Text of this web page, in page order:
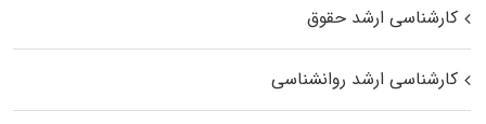
کارشناسی ارشد حقوق
کارشناسی ارشد روانشناسی